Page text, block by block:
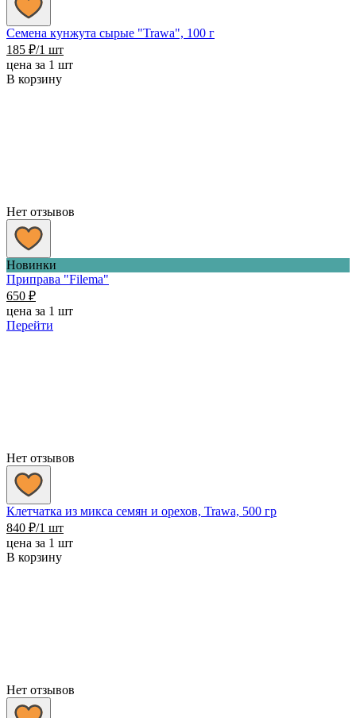
Семена кунжута сырые "Trawa", 100 г
185 ₽/1 шт
цена за 1 шт
В корзину
Нет отзывов
Новинки
Приправа "Filema"
650 ₽
цена за 1 шт
Перейти
Нет отзывов
Клетчатка из микса семян и орехов, Trawa, 500 гр
840 ₽/1 шт
цена за 1 шт
В корзину
Нет отзывов